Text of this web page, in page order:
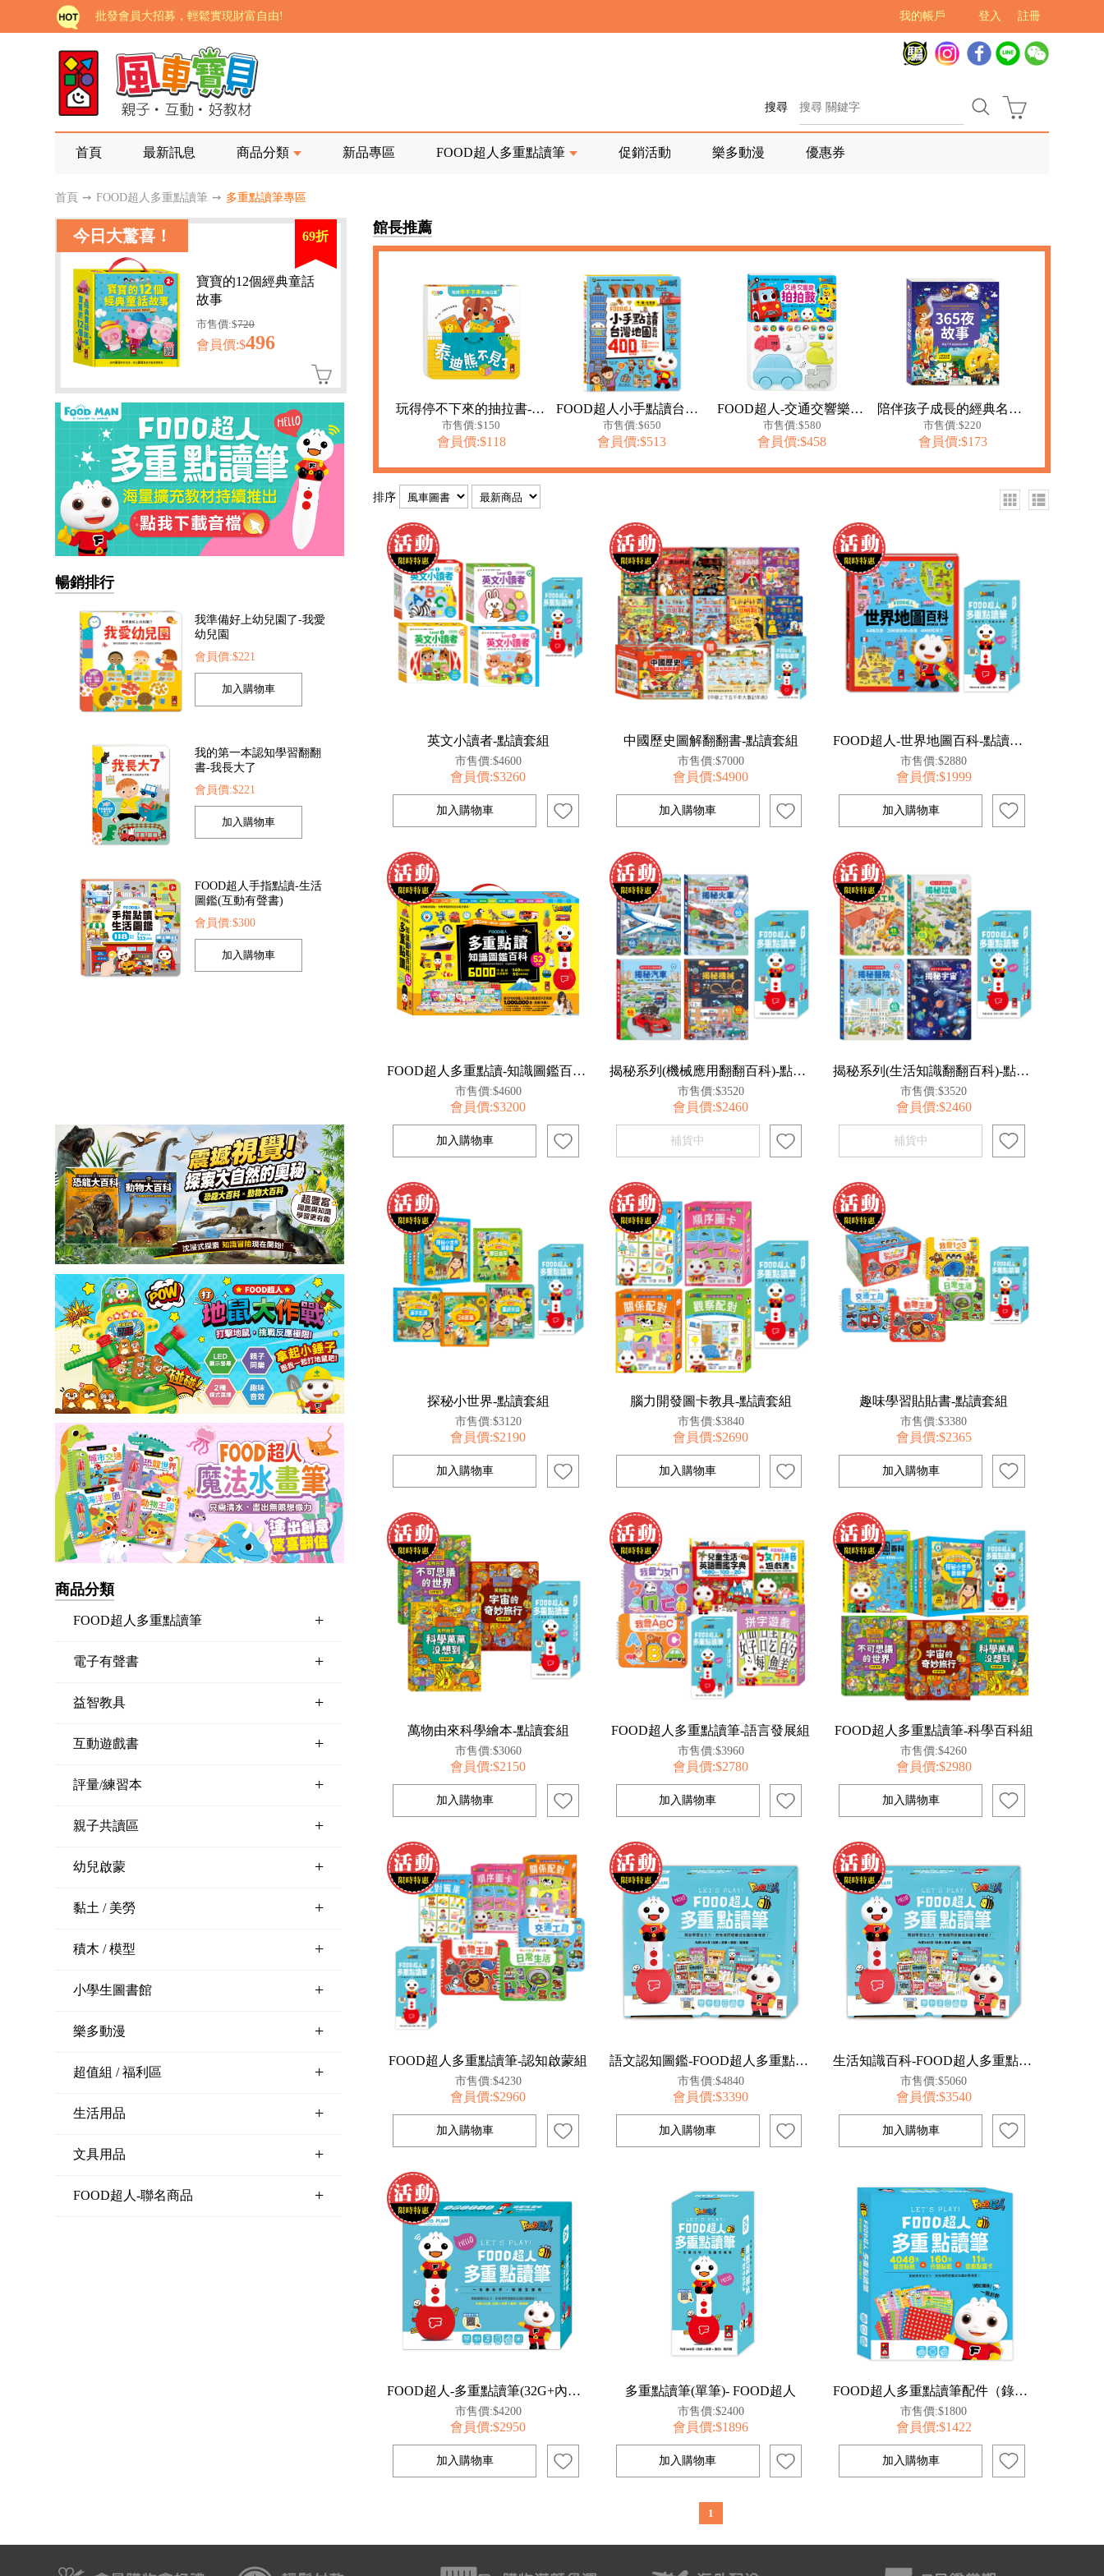
註冊
登入
我的帳戶
批發會員大招募，輕鬆實現財富自由!
如需更改或重開發票 需在訂單成立三天內通知客服 寄回發票需附上回郵郵票
老師您好!!幼教會員火熱招募中~
海外購物免煩惱！點我查看『海外購物流程說明』
家長樂了!「風車書版集團暨FOOD超人企業總部」目前正興建中!
老師您好!!幼教會員火熱招募中~
海外購物免煩惱！點我查看『海外購物流程說明』
搜尋
首頁 最新訊息 商品分類 新品專區 FOOD超人多重點讀筆 促銷活動 樂多動漫 優惠券
首頁 ➙ FOOD超人多重點讀筆 ➙ 多重點讀筆專區
今日大驚喜！ 69折
寶寶的12個經典童話
故事
市售價:$720
會員價:$496
暢銷排行
我準備好上幼兒園了-我愛
幼兒園
會員價:$221
我的第一本認知學習翻翻
書-我長大了
會員價:$221
FOOD超人手指點讀-生活
圖鑑(互動有聲書)
會員價:$300
商品分類
FOOD超人多重點讀筆 +
電子有聲書 +
益智教具 +
互動遊戲書 +
評量/練習本 +
親子共讀區 +
幼兒啟蒙 +
黏土 / 美勞 +
積木 / 模型 +
小學生圖書館 +
樂多動漫 +
超值組 / 福利區 +
生活用品 +
文具用品 +
FOOD超人-聯名商品 +
館長推薦
玩得停不下來的抽拉書-泰迪熊不見了
市售價:$150
會員價:$118
FOOD超人小手點讀台灣地圖百科
市售價:$650
會員價:$513
FOOD超人-交通交響樂拍拍鼓
市售價:$580
會員價:$458
陪伴孩子成長的經典名著-365夜故事
市售價:$220
會員價:$173
排序
英文小讀者-點讀套組
市售價:$4600
會員價:$3260
中國歷史圖解翻翻書-點讀套組
市售價:$7000
會員價:$4900
FOOD超人-世界地圖百科-點讀套組
市售價:$2880
會員價:$1999
FOOD超人多重點讀-知識圖鑑百科52件組
市售價:$4600
會員價:$3200
揭秘系列(機械應用翻翻百科)-點讀套組
市售價:$3520
會員價:$2460
揭秘系列(生活知識翻翻百科)-點讀套組
市售價:$3520
會員價:$2460
探秘小世界-點讀套組
市售價:$3120
會員價:$2190
腦力開發圖卡教具-點讀套組
市售價:$3840
會員價:$2690
趣味學習貼貼書-點讀套組
市售價:$3380
會員價:$2365
萬物由來科學繪本-點讀套組
市售價:$3060
會員價:$2150
FOOD超人多重點讀筆-語言發展組
市售價:$3960
會員價:$2780
FOOD超人多重點讀筆-科學百科組
市售價:$4260
會員價:$2980
FOOD超人多重點讀筆-認知啟蒙組
市售價:$4230
會員價:$2960
語文認知圖鑑-FOOD超人多重點讀筆套組
市售價:$4840
會員價:$3390
生活知識百科-FOOD超人多重點讀筆套組
市售價:$5060
會員價:$3540
FOOD超人-多重點讀筆(32G+內建386首曲目+充電底座+藍牙功能+錄音貼紙+歌曲點讀卡+傳輸線)
市售價:$4200
會員價:$2950
多重點讀筆(單筆)- FOOD超人
市售價:$2400
會員價:$1896
FOOD超人多重點讀筆配件（錄音貼紙+歌曲點讀卡）
市售價:$1800
會員價:$1422
1